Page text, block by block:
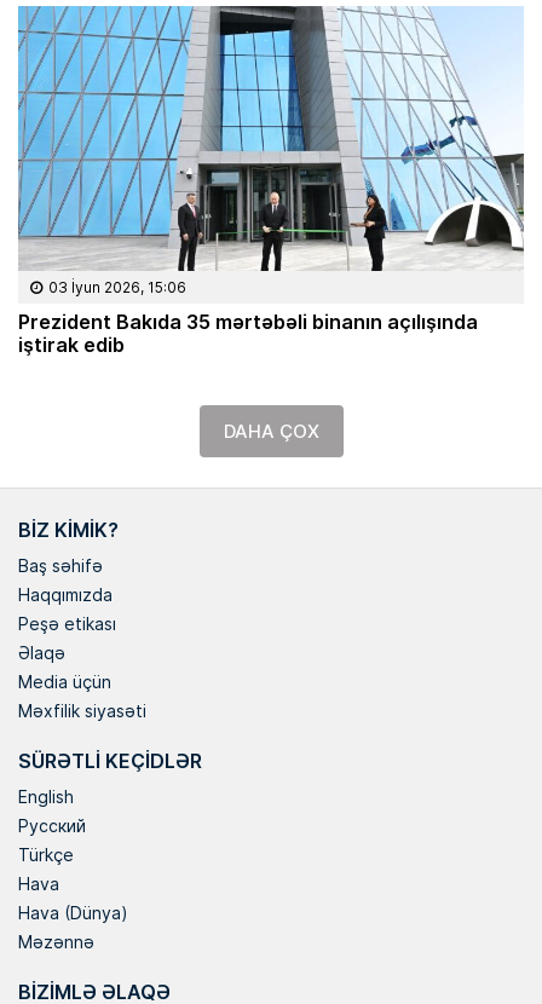
03 İyun 2026, 15:06
Prezident Bakıda 35 mərtəbəli binanın açılışında
iştirak edib
DAHA ÇOX
BIZ KIMIK?
Baş səhifə
Haqqımızda
Peşə etikası
Əlaqə
Media üçün
Məxfilik siyasəti
SÜRƏTLI KEÇIDLƏR
English
Русский
Türkçe
Hava
Hava (Dünya)
Məzənnə
BIZIMLƏ ƏLAQƏ